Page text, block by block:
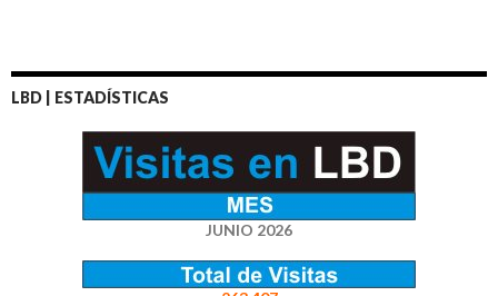
LBD | ESTADÍSTICAS
JUNIO 2026